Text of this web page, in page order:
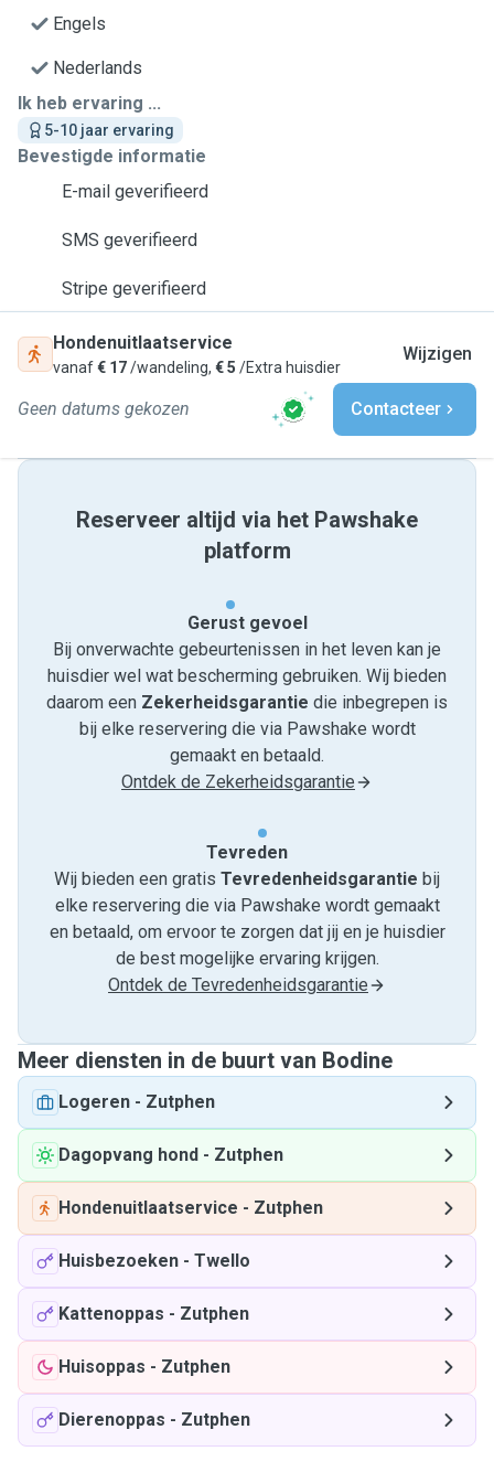
Engels
Nederlands
Ik heb ervaring ...
5-10 jaar ervaring
Bevestigde informatie
E-mail geverifieerd
SMS geverifieerd
Stripe geverifieerd
Hondenuitlaatservice
vanaf€ 17/wandeling, € 5 /Extra huisdier
Wijzigen
Geen datums gekozen Contacteer
Reserveer altijd via het Pawshake
platform
Gerust gevoel
Bij onverwachte gebeurtenissen in het leven kan je
huisdier wel wat bescherming gebruiken. Wij bieden
daarom een Zekerheidsgarantie die inbegrepen is
bij elke reservering die via Pawshake wordt
gemaakt en betaald.
Ontdek de Zekerheidsgarantie
Tevreden
Wij bieden een gratis Tevredenheids­garantie bij
elke reservering die via Pawshake wordt gemaakt
en betaald, om ervoor te zorgen dat jij en je huisdier
de best mogelijke ervaring krijgen.
Ontdek de Tevredenheidsgarantie
Meer diensten in de buurt van Bodine
Logeren - Zutphen
Dagopvang hond - Zutphen
Hondenuitlaatservice - Zutphen
Huisbezoeken - Twello
Kattenoppas - Zutphen
Huisoppas - Zutphen
Dierenoppas - Zutphen